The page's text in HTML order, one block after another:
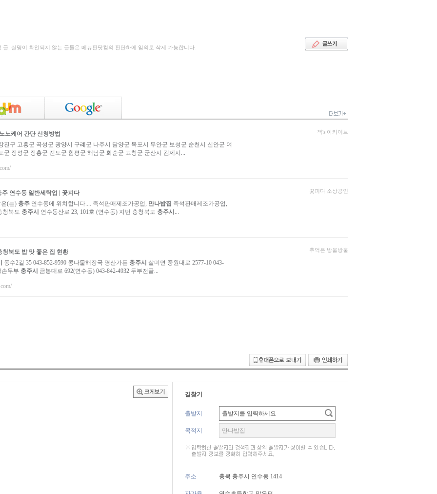
, 실명이 확인되지 않는 글들은 메뉴판닷컴의 판단하에 임의로 삭제 가능합니다.
노케어 간단 신청방법
진구 고흥군 곡성군 광양시 구례군 나주시 담양군 목포시 무안군 보성군 순천시 신안군 여
군 장성군 장흥군 진도군 함평군 해남군 화순군 고창군 군산시 김제시...
잭's 아카이브
주 연수동 일반세탁업 | 꽃피다
(는) 충주 연수동에 위치합니다.... 즉석판매제조가공업, 만나밥집 즉석판매제조가공업,
청북도 충주시 연수동산로 23, 101호 (연수동) 지번 충청북도 충주시 ...
꽃피다 소상공인
북도 밥 맛 좋은 집 현황
동수2길 35 043-852-9590 콩나물해장국 명산가든 충주시 살미면 중원대로 2577-10 043-
손두부 충주시 금봉대로 692(연수동) 043-842-4932 두부전골...
추억은 방울방울
길찾기
출발지
목적지
주소 충북 충주시 연수동 1414